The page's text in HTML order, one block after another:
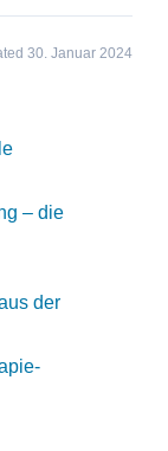
30. Januar 2024
– die
der